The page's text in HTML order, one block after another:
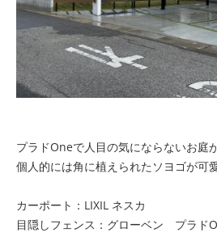
プラドOneで人目の気にならないお庭
個人的には角に植えられたソヨゴが可
カーポート：LIXIL ネスカ
目隠しフェンス：グローベン プラド